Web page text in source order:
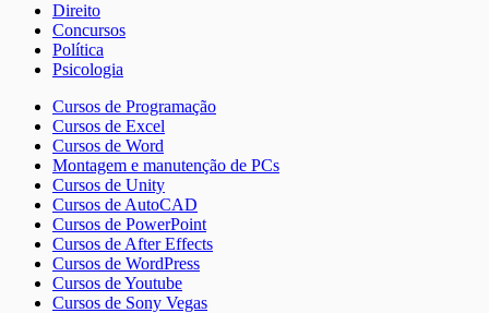
Direito
Concursos
Política
Psicologia
Cursos de Programação
Cursos de Excel
Cursos de Word
Montagem e manutenção de PCs
Cursos de Unity
Cursos de AutoCAD
Cursos de PowerPoint
Cursos de After Effects
Cursos de WordPress
Cursos de Youtube
Cursos de Sony Vegas